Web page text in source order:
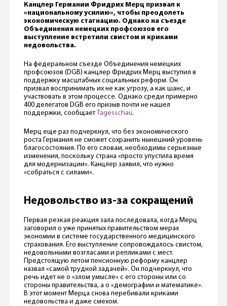
Канцлер Германии Фридрих Мерц призвал к
«национальному усилию», чтобы преодолеть
экономическую стагнацию. Однако на съезде
Объединения немецких профсоюзов его
выступление встретили свистом и криками
недовольства.
На федеральном съезде Объединения немецких
профсоюзов (DGB) канцлер Фридрих Мерц выступил в
поддержку масштабных социальных реформ. Он
призвал воспринимать их не как угрозу, а как шанс, и
участвовать в этом процессе. Однако среди примерно
400 делегатов DGB его призыв почти не нашел
поддержки, сообщаетTagesschau.
Мерц еще раз подчеркнул, что без экономического
роста Германия не сможет сохранить нынешний уровень
благосостояния. По его словам, необходимы серьезные
изменения, поскольку страна «просто упустила время
для модернизации». Канцлер заявил, что нужно
«собраться с силами».
Недовольство из-за сокращений
Первая резкая реакция зала последовала, когда Мерц
заговорил о уже принятых правительством мерах
экономии в системе государственного медицинского
страхования. Его выступление сопровождалось свистом,
недовольными возгласами и репликами с мест.
Предстоящую летом пенсионную реформу канцлер
назвал «самой трудной задачей». Он подчеркнул, что
речь идет не о «злом умысле» с его стороны или со
стороны правительства, а о «демографии и математике».
В этот момент Мерца снова перебивали криками
недовольства и даже смехом.